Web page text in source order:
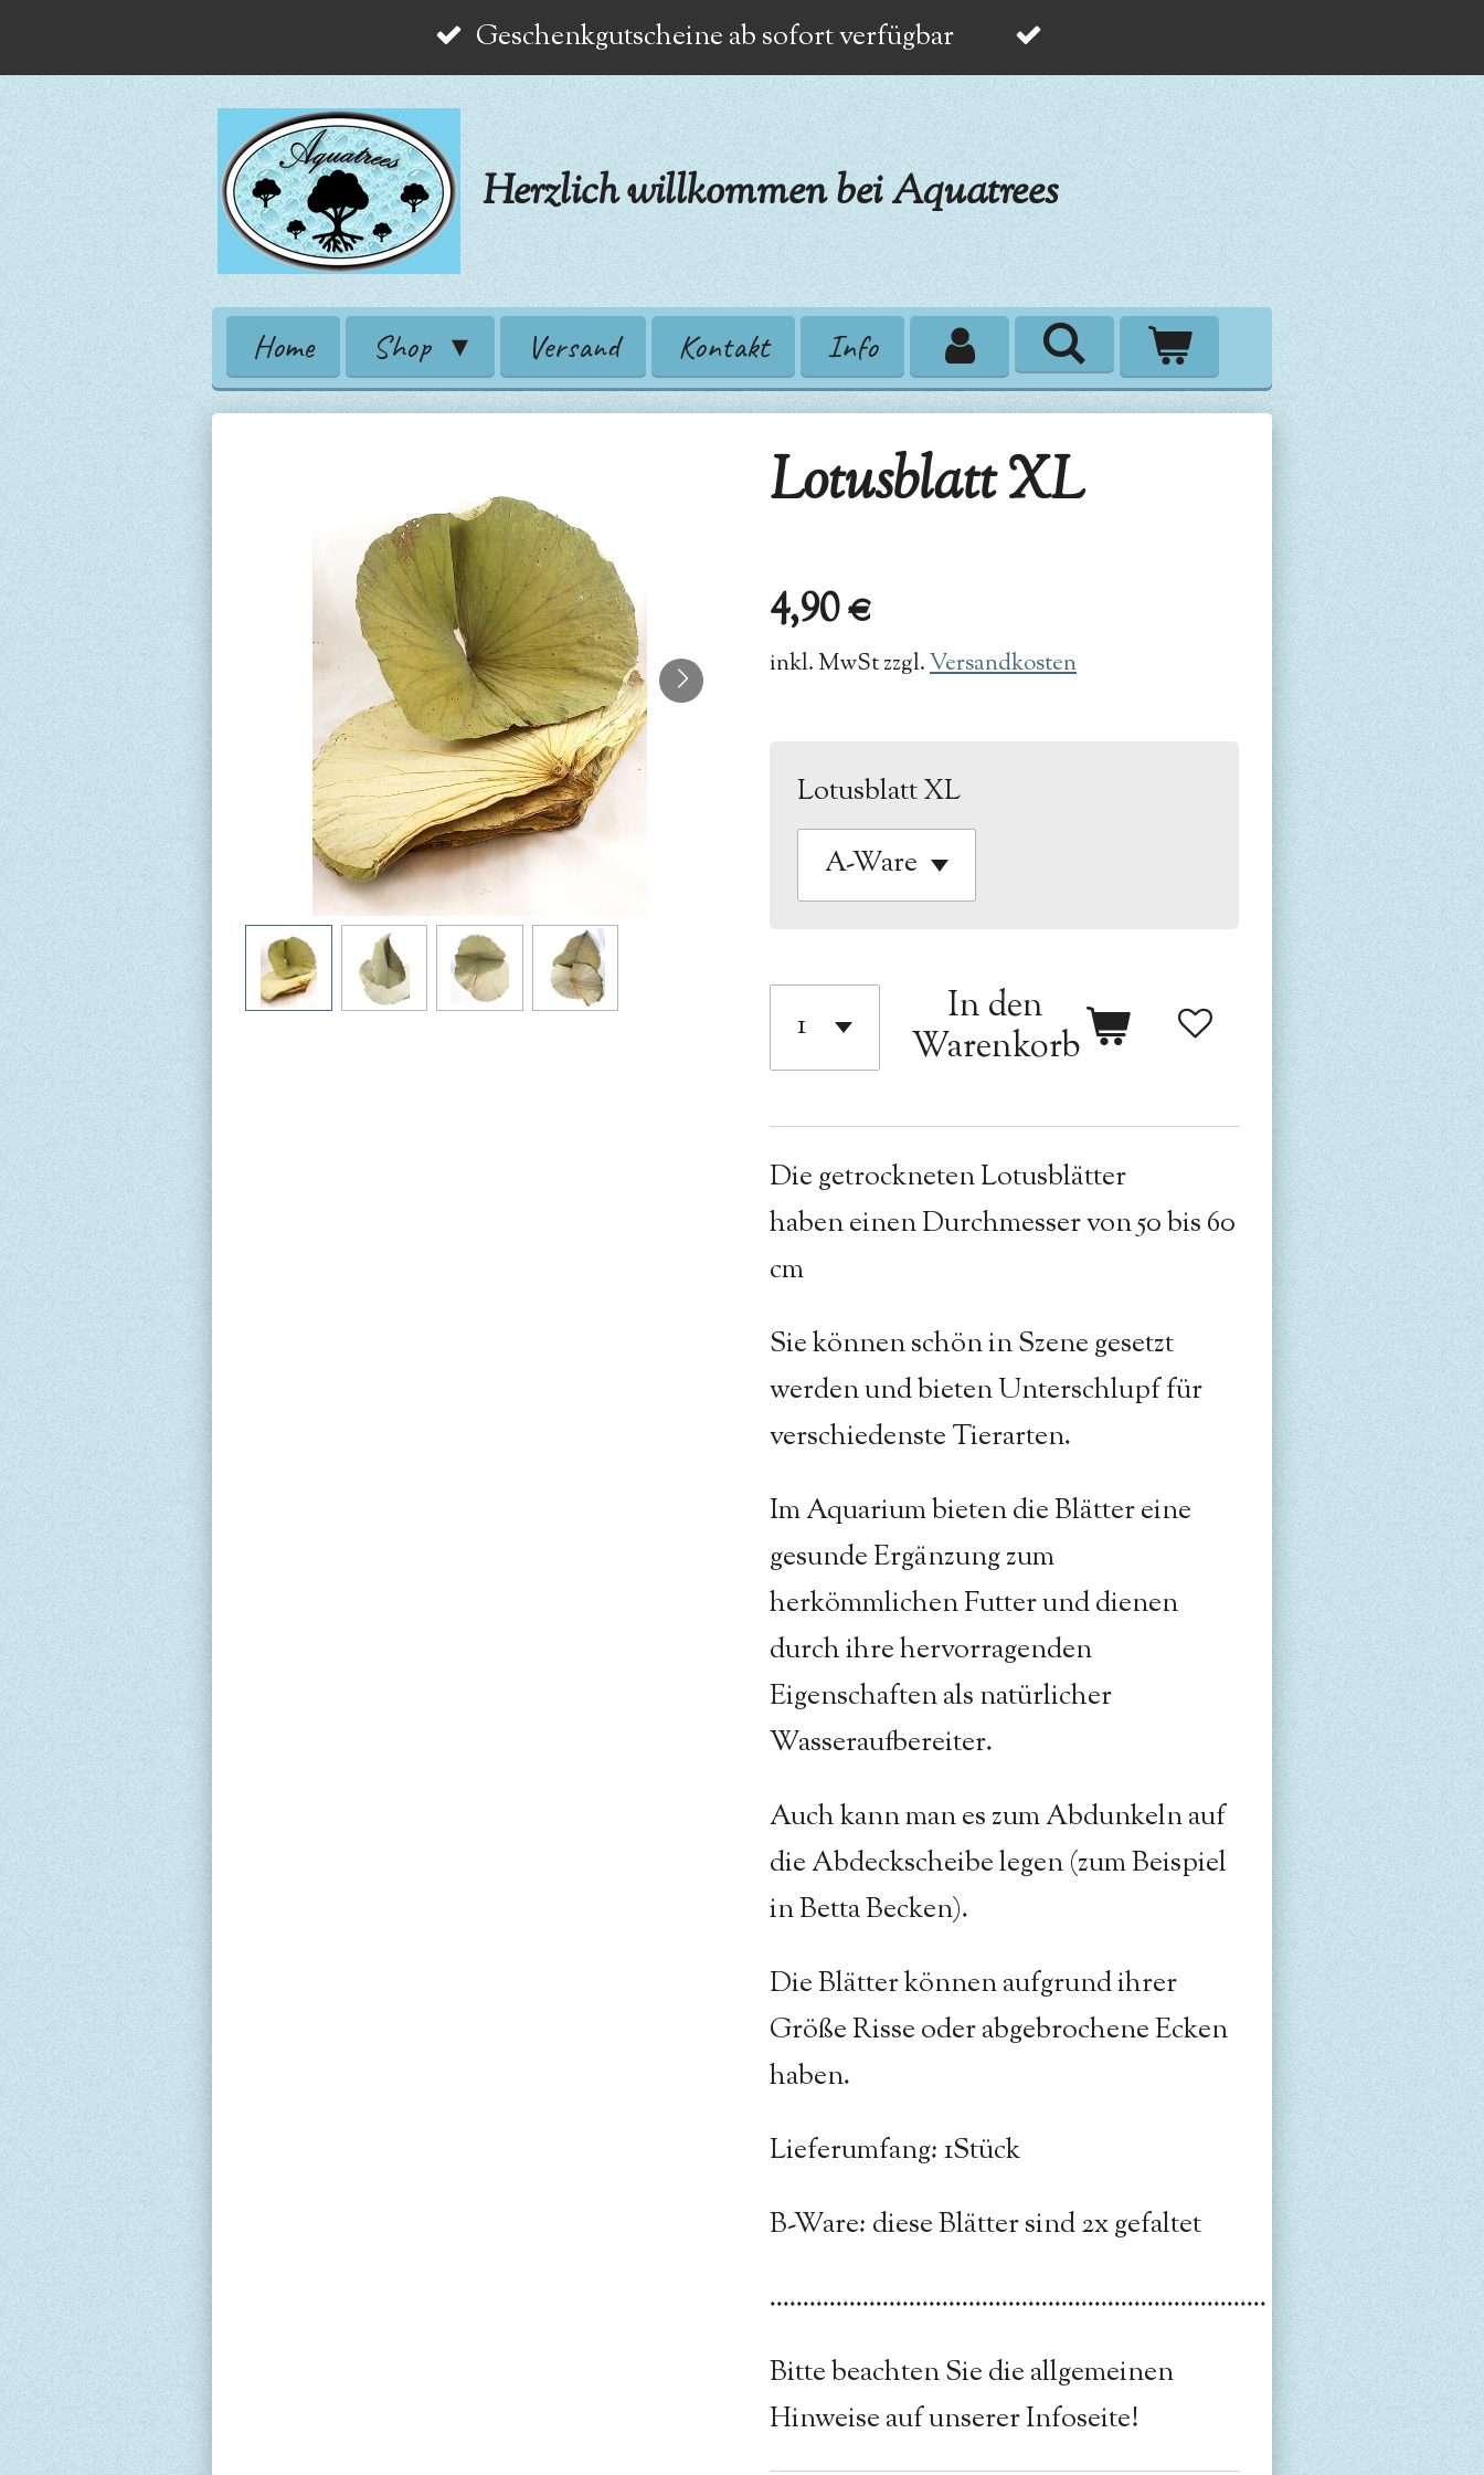
Hauptinhalt
Geschenkgutscheine ab sofort verfügbar
Herzlich willkommen bei Aquatrees
Home Shop Versand Kontakt Info
Lotusblatt XL
4,90 €
inkl. MwSt zzgl.Versandkosten
Lotusblatt XL
In den
Warenkorb
Die getrockneten Lotusblätter
haben einen Durchmesser von 50 bis 60
cm
Sie können schön in Szene gesetzt
werden und bieten Unterschlupf für
verschiedenste Tierarten.
Im Aquarium bieten die Blätter eine
gesunde Ergänzung zum
herkömmlichen Futter und dienen
durch ihre hervorragenden
Eigenschaften als natürlicher
Wasseraufbereiter.
Auch kann man es zum Abdunkeln auf
die Abdeckscheibe legen (zum Beispiel
in Betta Becken).
Die Blätter können aufgrund ihrer
Größe Risse oder abgebrochene Ecken
haben.
Lieferumfang: 1Stück
B-Ware: diese Blätter sind 2x gefaltet
...........................................................................
Bitte beachten Sie die allgemeinen
Hinweise auf unserer Infoseite!